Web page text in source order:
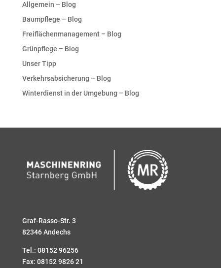
Allgemein – Blog
Baumpflege – Blog
Freiflächenmanagement – Blog
Grünpflege – Blog
Unser Tipp
Verkehrsabsicherung – Blog
Winterdienst in der Umgebung – Blog
Graf-Rasso-Str. 3
82346 Andechs
Tel.: 08152 96256
Fax: 08152 9826 21